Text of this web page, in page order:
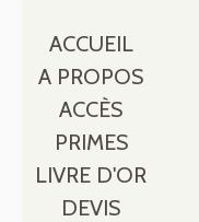
ACCUEIL
A PROPOS
ACCÈS
PRIMES
LIVRE D'OR
DEVIS